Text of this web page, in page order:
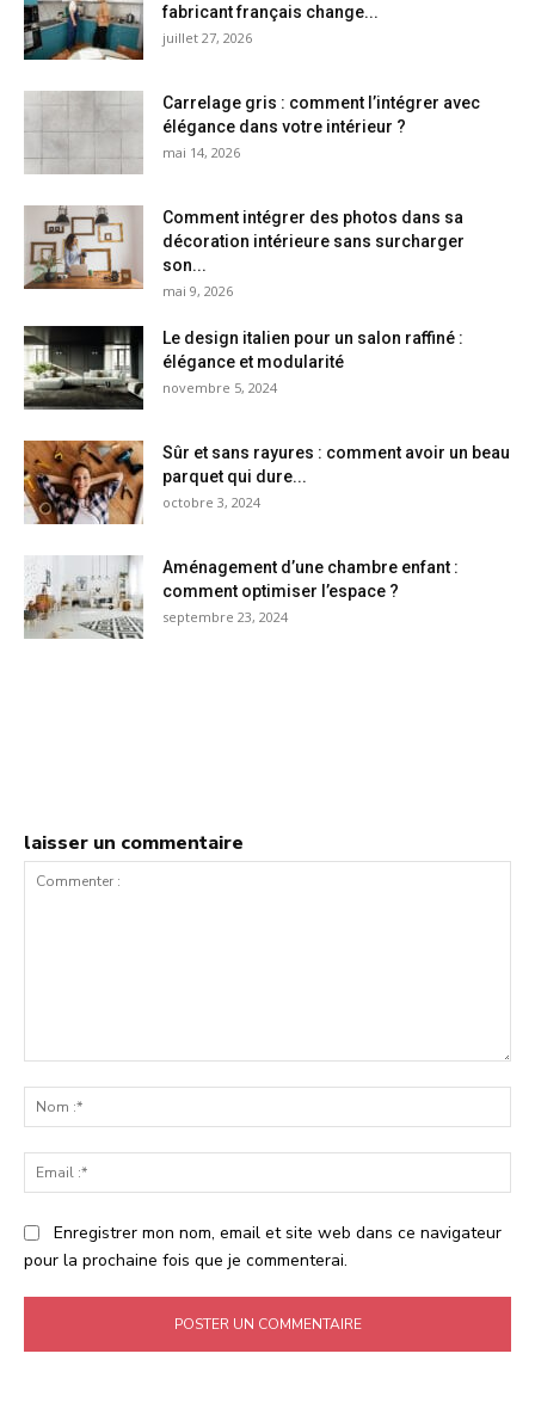
fabricant français change...
juillet 27, 2026
Carrelage gris : comment l’intégrer avec
élégance dans votre intérieur ?
mai 14, 2026
Comment intégrer des photos dans sa
décoration intérieure sans surcharger
son...
mai 9, 2026
Le design italien pour un salon raffiné :
élégance et modularité
novembre 5, 2024
Sûr et sans rayures : comment avoir un beau
parquet qui dure...
octobre 3, 2024
Aménagement d’une chambre enfant :
comment optimiser l’espace ?
septembre 23, 2024
laisser un commentaire
:*
:*
Enregistrer mon nom, email et site web dans ce navigateur
pour la prochaine fois que je commenterai.